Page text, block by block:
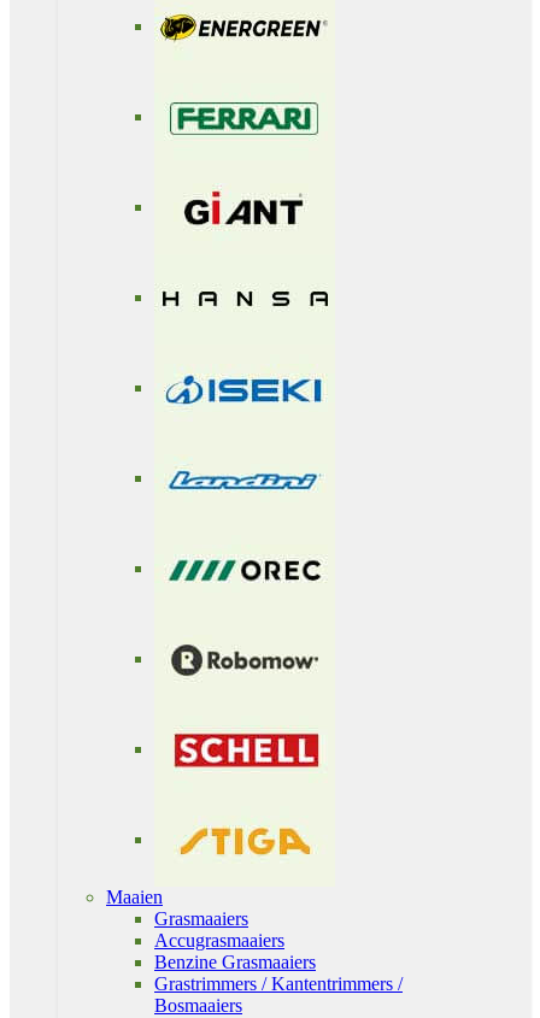
Maaien
Grasmaaiers
Accugrasmaaiers
Benzine Grasmaaiers
Grastrimmers / Kantentrimmers /
Bosmaaiers